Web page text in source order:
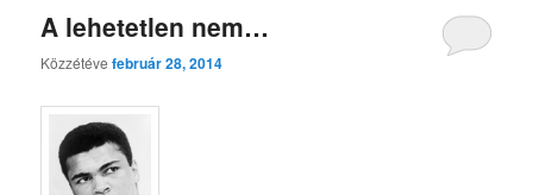
A lehetetlen nem…
Közzétévefebruár 28, 2014